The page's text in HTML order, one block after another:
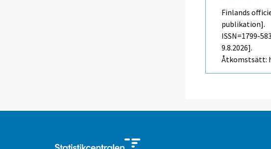
Finlands
publikation].
ISSN=1799-
9.8.2026].
Åtkomstsätt: